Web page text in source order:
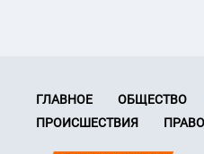
ГЛАВНОЕ ОБЩЕСТВО
ПРОИСШЕСТВИЯ
ПРАВО